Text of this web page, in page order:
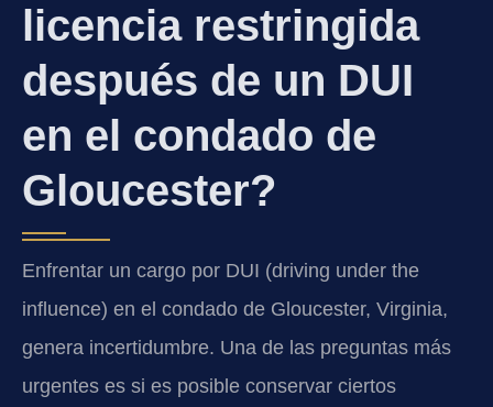
licencia restringida
después de un DUI
en el condado de
Gloucester?
Enfrentar un cargo por DUI (driving under the
influence) en el condado de Gloucester, Virginia,
genera incertidumbre. Una de las preguntas más
urgentes es si es posible conservar ciertos